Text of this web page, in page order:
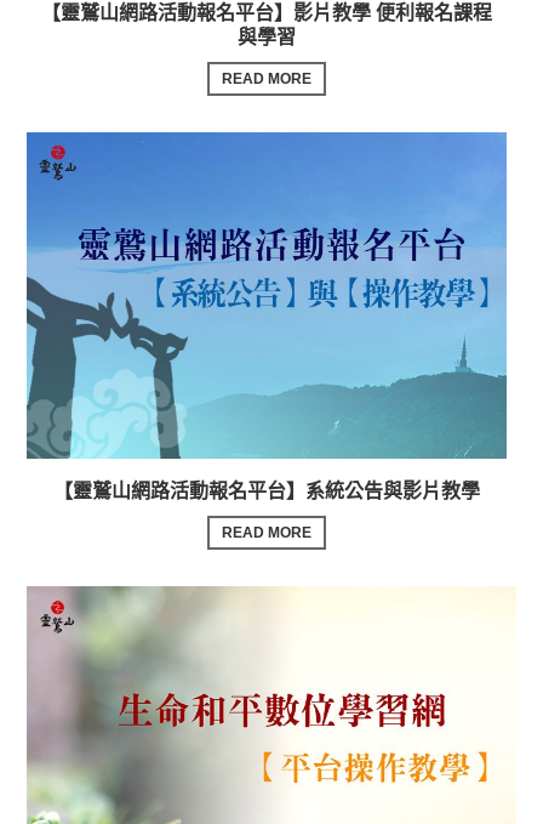
【靈鷲山網路活動報名平台】影片教學 便利報名課程
與學習
READ MORE
【靈鷲山網路活動報名平台】系統公告與影片教學
READ MORE